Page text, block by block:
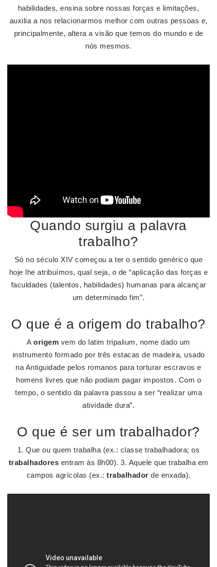
habilidades, ensina sobre nossas forças e limitações,
auxilia a nos relacionarmos melhor com outras pessoas e,
principalmente, altera a visão que temos do mundo e de
nós mesmos.
Quando surgiu a palavra
trabalho?
Só no século XIV começou a ter o sentido genérico que
hoje lhe atribuímos, qual seja, o de “aplicação das forças e
faculdades (talentos, habilidades) humanas para alcançar
um determinado fim”.
O que é a origem do trabalho?
Aorigem vem do latim tripalium, nome dado um
instrumento formado por três estacas de madeira, usado
na Antiguidade pelos romanos para torturar escravos e
homens livres que não podiam pagar impostos. Com o
tempo, o sentido da palavra passou a ser “realizar uma
atividade dura”.
O que é ser um trabalhador?
1. Que ou quem trabalha (ex.: classe trabalhadora; os
trabalhadores entram às 8h00). 3. Aquele que trabalha em
campos agrícolas (ex.: trabalhador de enxada).